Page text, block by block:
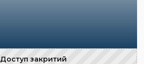
Доступ закритий